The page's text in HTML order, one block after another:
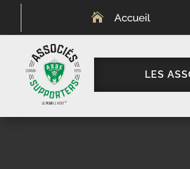
 Accueil
LES